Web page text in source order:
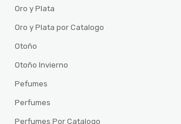
Oro y Plata
Oro y Plata por Catalogo
Otoño
Otoño Invierno
Pefumes
Perfumes
Perfumes Por Catalogo